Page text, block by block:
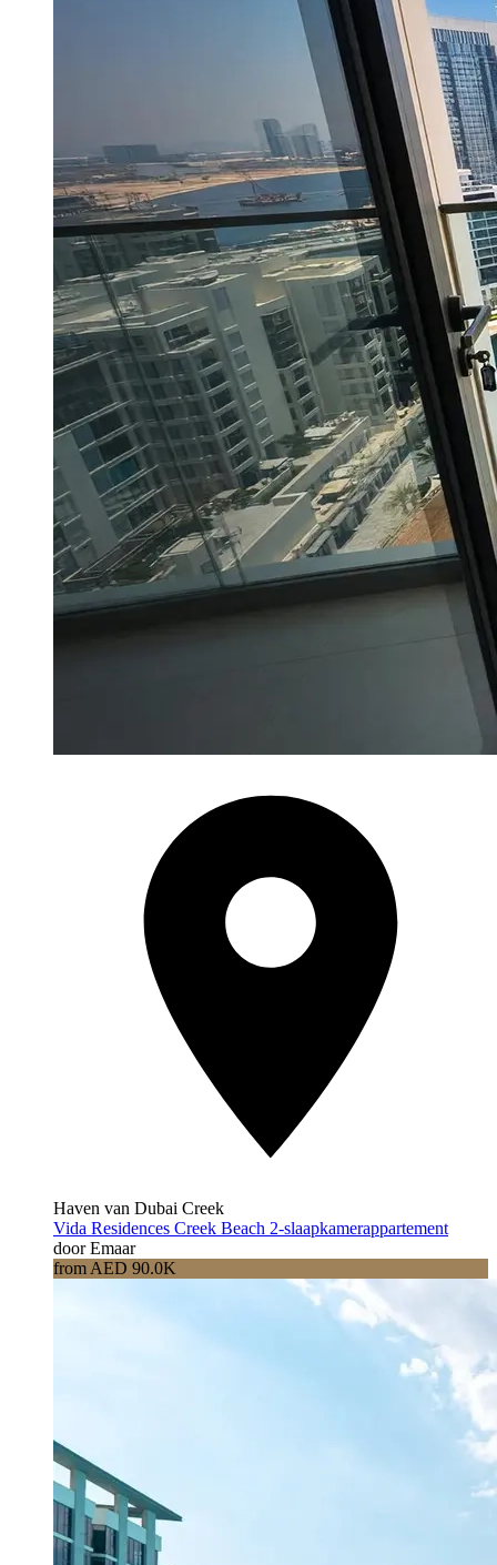
Haven van Dubai Creek
Vida Residences Creek Beach 2-slaapkamerappartement
door Emaar
from AED 90.0K